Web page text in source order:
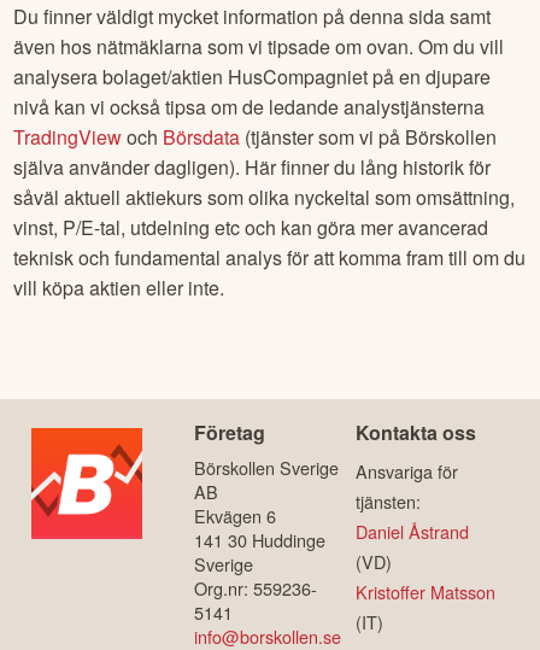
Du finner väldigt mycket information på denna sida samt
även hos nätmäklarna som vi tipsade om ovan. Om du vill
analysera bolaget/aktien HusCompagniet på en djupare
nivå kan vi också tipsa om de ledande analystjänsterna
TradingViewoch Börsdata (tjänster som vi på Börskollen
själva använder dagligen). Här finner du lång historik för
såväl aktuell aktiekurs som olika nyckeltal som omsättning,
vinst, P/E-tal, utdelning etc och kan göra mer avancerad
teknisk och fundamental analys för att komma fram till om du
vill köpa aktien eller inte.
Företag
Börskollen Sverige
AB
Ekvägen 6
141 30 Huddinge
Sverige
Org.nr: 559236-
5141
info@borskollen.se
Kontakta oss
Ansvariga för
tjänsten:
Daniel Åstrand
(VD)
Kristoffer Matsson
(IT)